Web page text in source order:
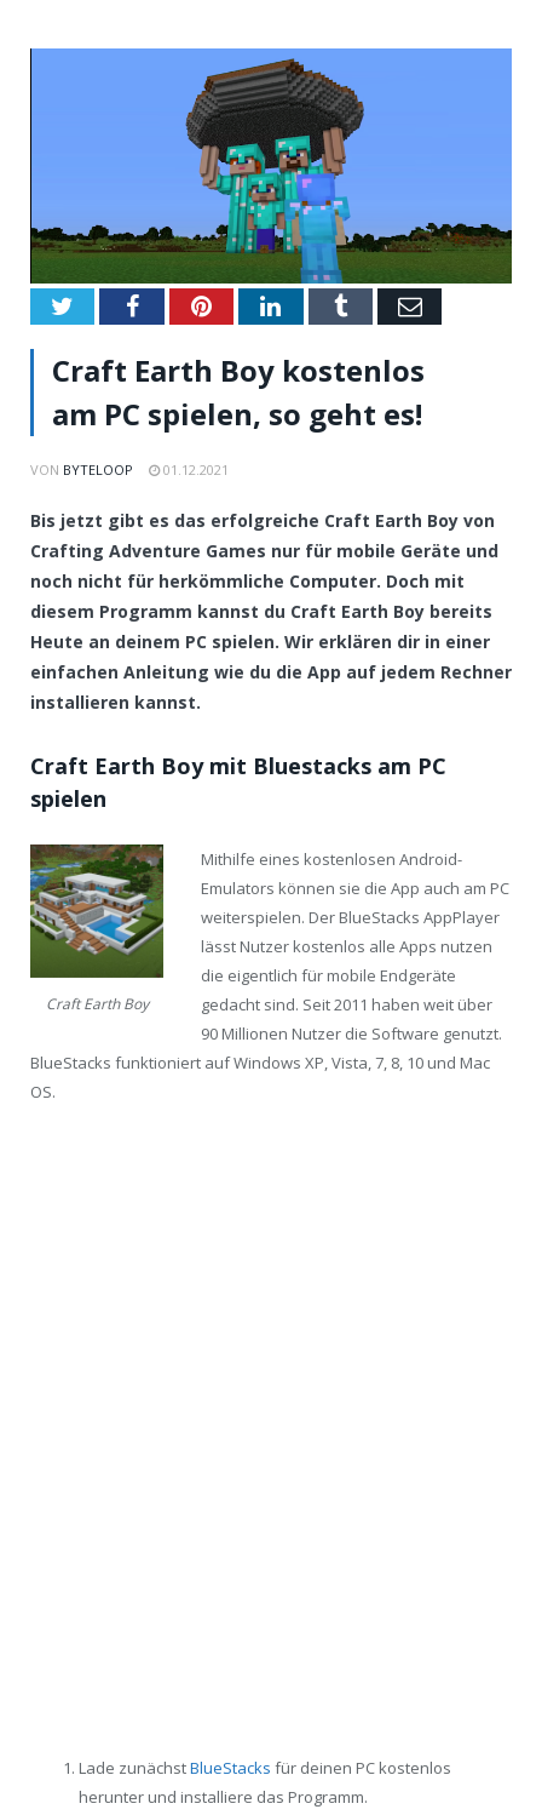
TwitterFacebookPinterestLinkedInTumblrEmail
Craft Earth Boy kostenlos
am PC spielen, so geht es!
VON BYTELOOP 01.12.2021
Bis jetzt gibt es das erfolgreiche Craft Earth Boy von
Crafting Adventure Games nur für mobile Geräte und
noch nicht für herkömmliche Computer. Doch mit
diesem Programm kannst du Craft Earth Boy bereits
Heute an deinem PC spielen. Wir erklären dir in einer
einfachen Anleitung wie du die App auf jedem Rechner
installieren kannst.
Craft Earth Boy mit Bluestacks am PC
spielen
Craft Earth Boy
Mithilfe eines kostenlosen Android-
Emulators können sie die App auch am PC
weiterspielen. Der BlueStacks AppPlayer
lässt Nutzer kostenlos alle Apps nutzen
die eigentlich für mobile Endgeräte
gedacht sind. Seit 2011 haben weit über
90 Millionen Nutzer die Software genutzt.
BlueStacks funktioniert auf Windows XP, Vista, 7, 8, 10 und Mac
OS.
Lade zunächstBlueStacks für deinen PC kostenlos
herunter und installiere das Programm.